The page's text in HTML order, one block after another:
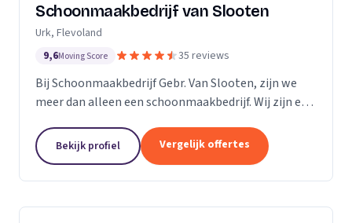
Schoonmaakbedrijf van Slooten
Urk, Flevoland
9,6Moving Score 35 reviews
Bij Schoonmaakbedrijf Gebr. Van Slooten, zijn we
meer dan alleen een schoonmaakbedrijf. Wij zijn een
om uw omgeving schoon, fris en gastvrij te...
Bekijk profiel Vergelijk offertes